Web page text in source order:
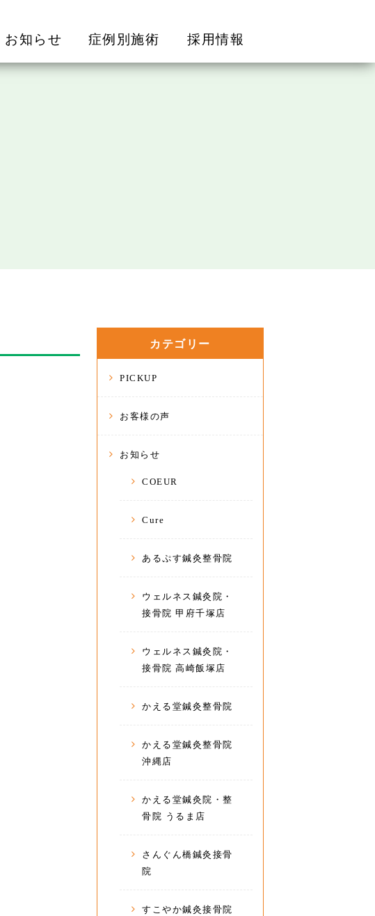
お知らせ 症例別施術 採用情報
カテゴリー
PICKUP
お客様の声
お知らせ
COEUR
Cure
あるぷす鍼灸整骨院
ウェルネス鍼灸院・
接骨院 甲府千塚店
ウェルネス鍼灸院・
接骨院 高崎飯塚店
かえる堂鍼灸整骨院
かえる堂鍼灸整骨院
沖縄店
かえる堂鍼灸院・整
骨院 うるま店
さんぐん橋鍼灸接骨
院
すこやか鍼灸接骨院